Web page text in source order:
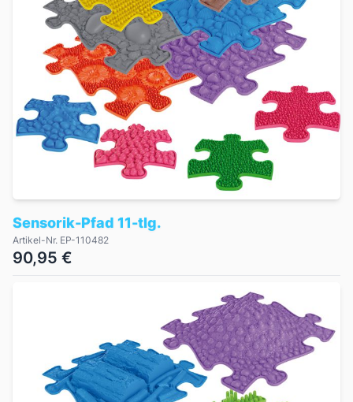
Sensorik-Pfad 11-tlg.
Artikel-Nr. EP-110482
90,95 €